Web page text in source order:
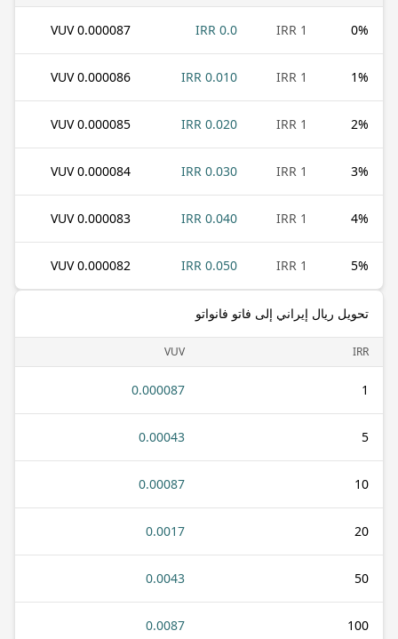
0%
1 IRR
0.0 IRR
0.000087 VUV
1%
1 IRR
0.010 IRR
0.000086 VUV
2%
1 IRR
0.020 IRR
0.000085 VUV
3%
1 IRR
0.030 IRR
0.000084 VUV
4%
1 IRR
0.040 IRR
0.000083 VUV
5%
1 IRR
0.050 IRR
0.000082 VUV
تحويل ريال إيراني إلى فاتو فانواتو
IRR
VUV
1
0.000087
5
0.00043
10
0.00087
20
0.0017
50
0.0043
100
0.0087